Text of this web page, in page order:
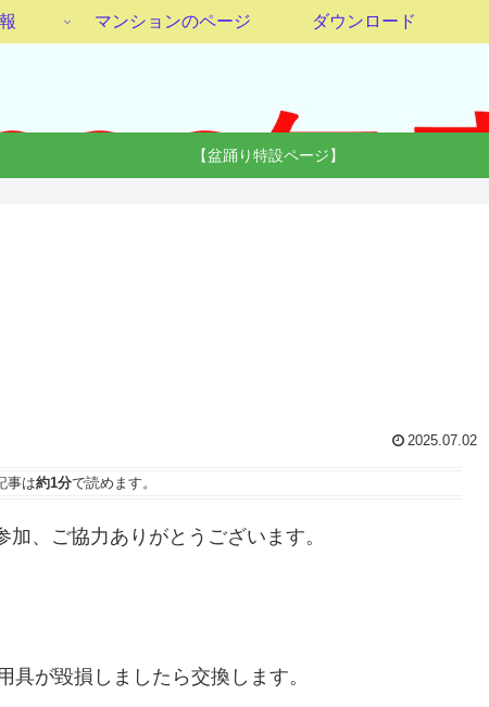
マンションのページ ダウンロード
【盆踊り特設ページ】
2025.07.02
事は約1分で読めます。
、ご協力ありがとうございます。
具が毀損しましたら交換します。